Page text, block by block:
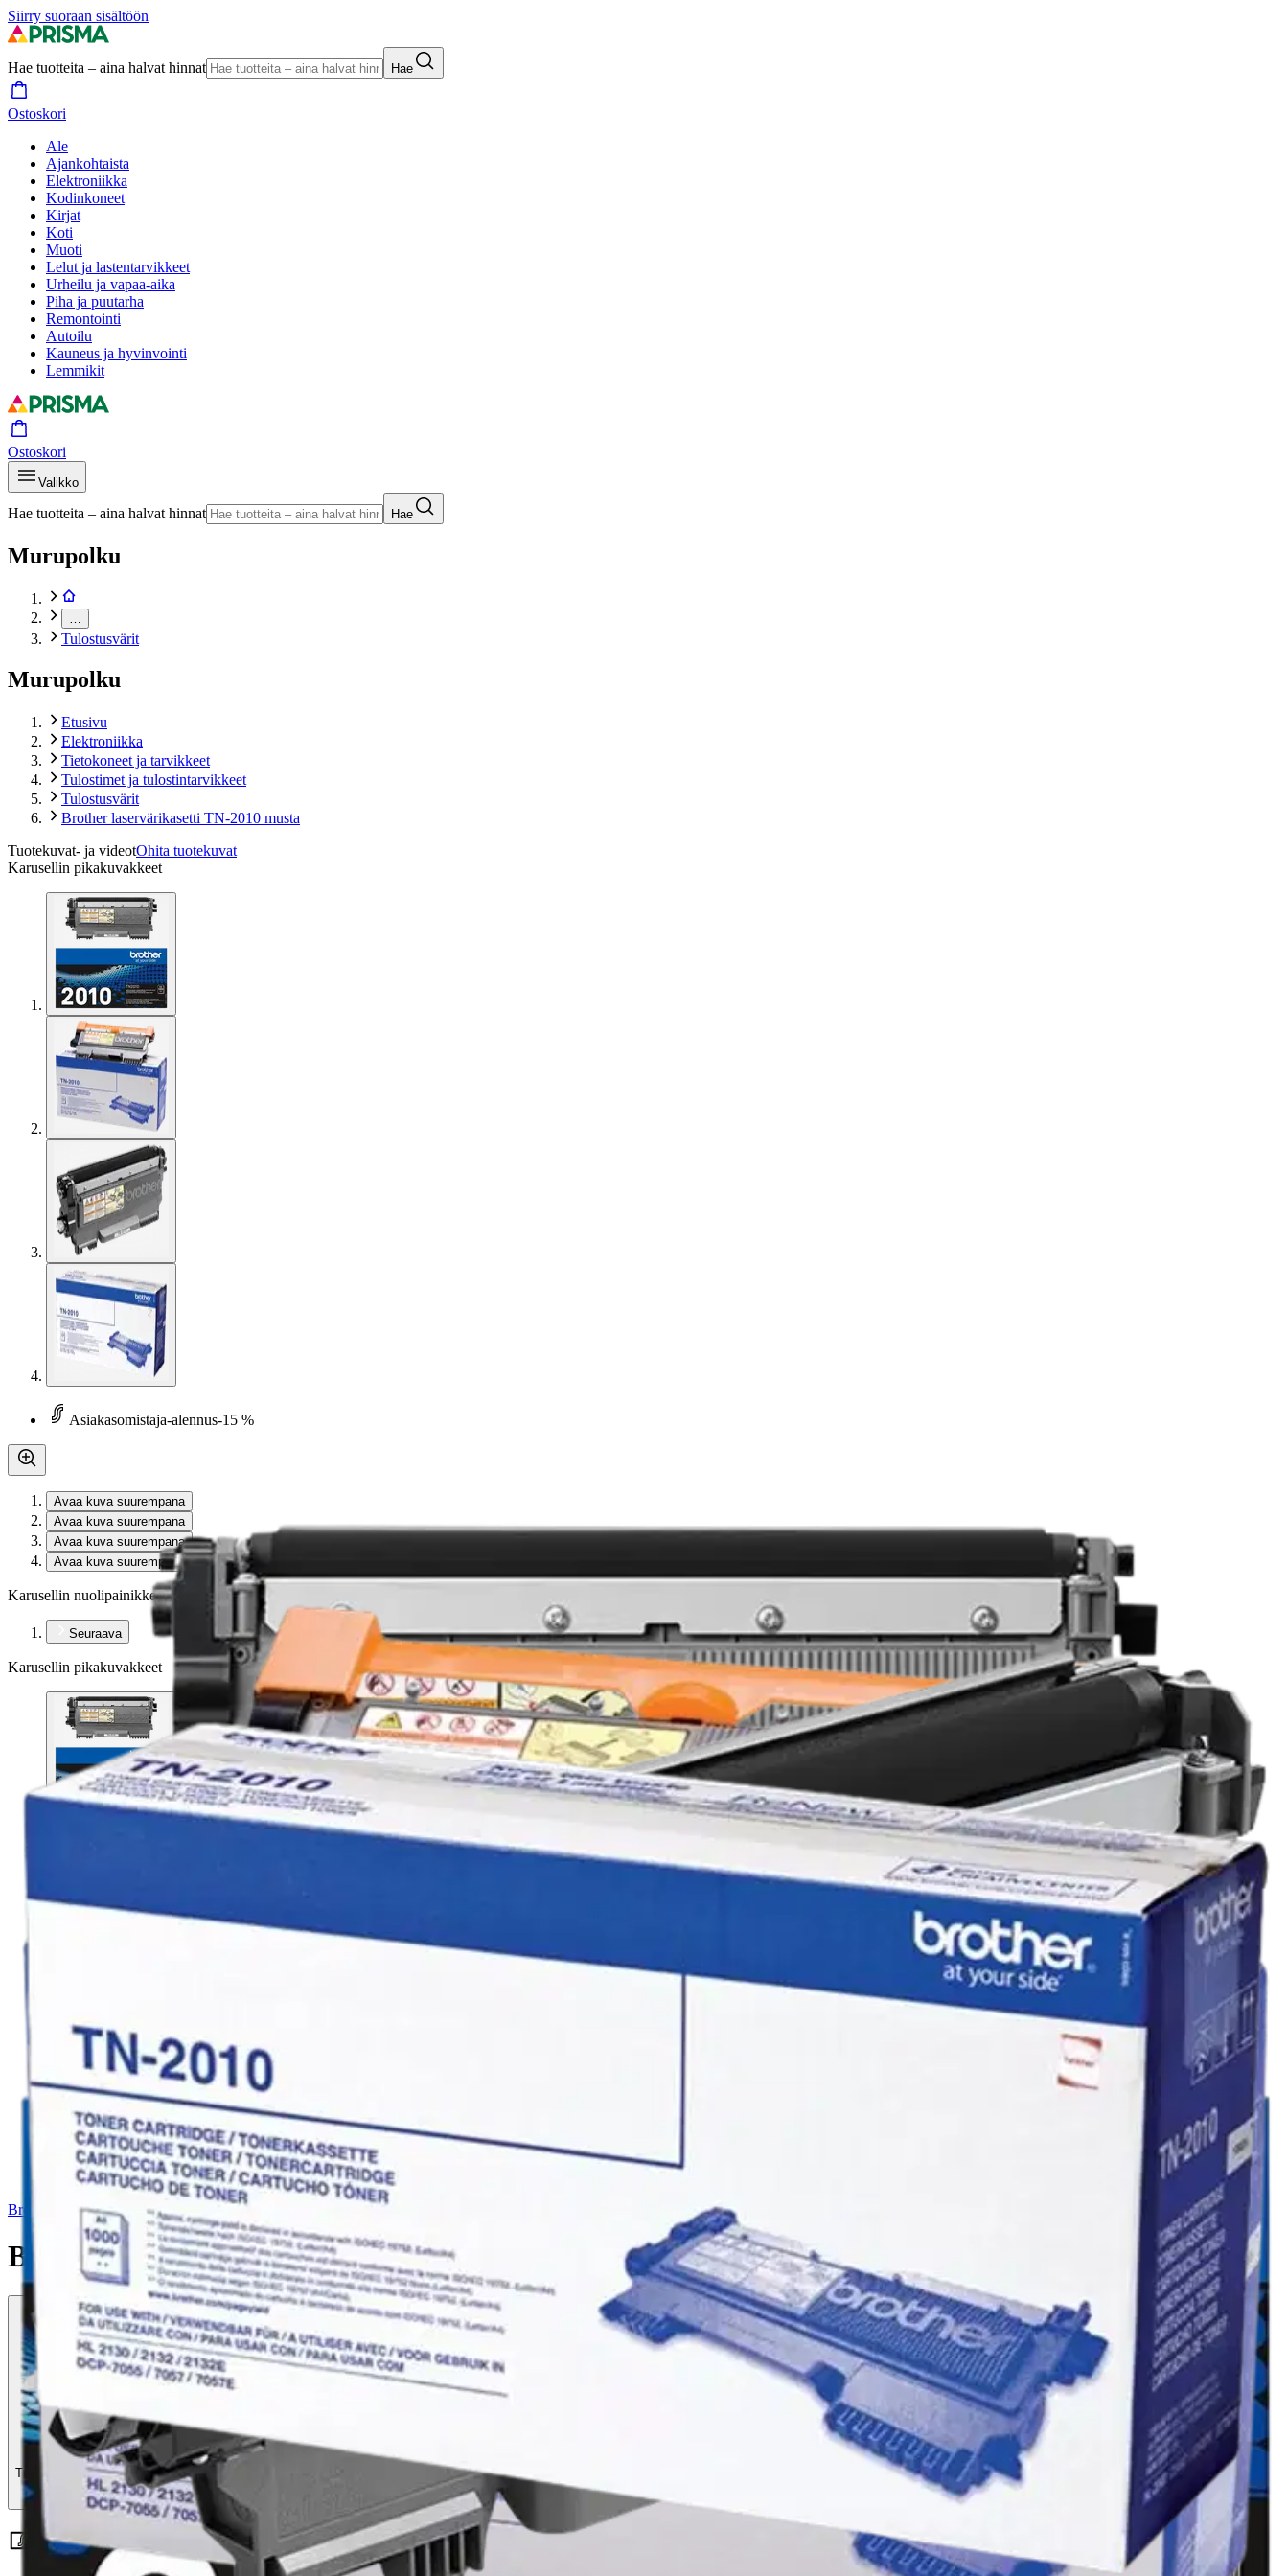
Siirry suoraan sisältöön
Hae tuotteita – aina halvat hinnat Hae
Ostoskori
Ale
Ajankohtaista
Elektroniikka
Kodinkoneet
Kirjat
Koti
Muoti
Lelut ja lastentarvikkeet
Urheilu ja vapaa-aika
Piha ja puutarha
Remontointi
Autoilu
Kauneus ja hyvinvointi
Lemmikit
Ostoskori
Valikko
Hae tuotteita – aina halvat hinnat Hae
Murupolku
Tulostusvärit
Murupolku
Etusivu
Elektroniikka
Tietokoneet ja tarvikkeet
Tulostimet ja tulostintarvikkeet
Tulostusvärit
Brother laservärikasetti TN-2010 musta
Tuotekuvat- ja videotOhita tuotekuvat
Karusellin pikakuvakkeet
Asiakasomistaja-alennus-15 %
Avaa kuva suurempana
Avaa kuva suurempana
Avaa kuva suurempana
Avaa kuva suurempana
Karusellin nuolipainikkeet
Seuraava
Karusellin pikakuvakkeet
Brother
Brother laservärikasetti TN-2010 musta
Tuotearvioiden keskiarvo4,1/5
(7)arviota
50,96 €